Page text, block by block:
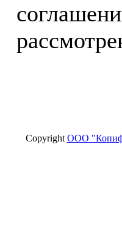
Copyright ООО